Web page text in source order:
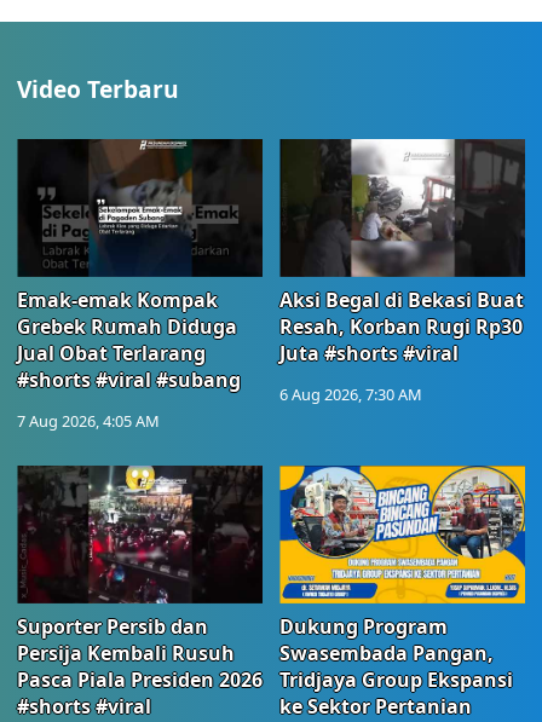
Video Terbaru
Emak-emak Kompak
Grebek Rumah Diduga
Jual Obat Terlarang
#shorts #viral #subang
7 Aug 2026, 4:05 AM
Aksi Begal di Bekasi Buat
Resah, Korban Rugi Rp30
Juta #shorts #viral
6 Aug 2026, 7:30 AM
Suporter Persib dan
Persija Kembali Rusuh
Pasca Piala Presiden 2026
#shorts #viral
Dukung Program
Swasembada Pangan,
Tridjaya Group Ekspansi
ke Sektor Pertanian